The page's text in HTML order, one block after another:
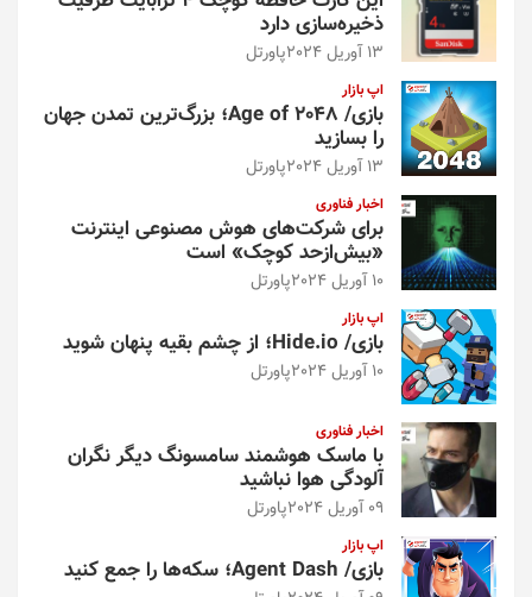
ذخیره‌سازی دارد
13 آوریل 2024 پاورتل
اپ بازار
بازی/ Age of 2048؛ بزرگ‌ترین تمدن جهان
را بسازید
13 آوریل 2024 پاورتل
اخبار فناوری
برای شرکت‌های هوش مصنوعی اینترنت
«بیش‌از‌حد کوچک» است
10 آوریل 2024 پاورتل
اپ بازار
بازی/ Hide.io؛ از چشم بقیه پنهان شوید
10 آوریل 2024 پاورتل
اخبار فناوری
با ماسک هوشمند سامسونگ دیگر نگران
آلودگی هوا نباشید
09 آوریل 2024 پاورتل
اپ بازار
بازی/ Agent Dash؛ سکه‌ها را جمع کنید